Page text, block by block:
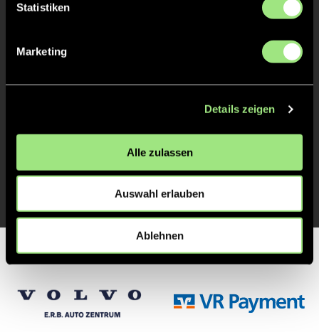
Statistiken
Marketing
Details zeigen
Alle zulassen
Auswahl erlauben
Ablehnen
5' TOR 1:0, FELDTOR
Partner